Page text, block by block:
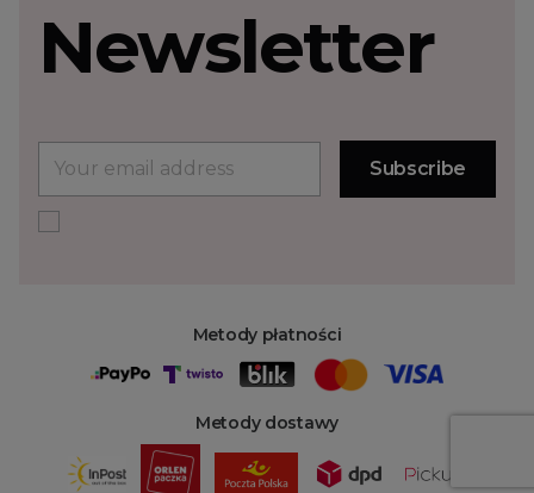
Metody płatności
Metody dostawy
Newsletter